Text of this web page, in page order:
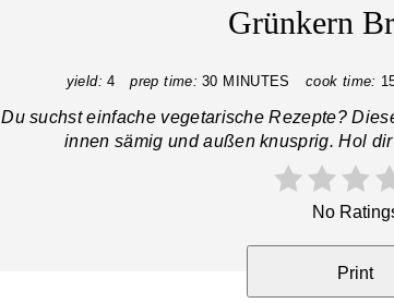
Grünkern
yield: 4 prep time: 30 MINUTES cook time:
Du suchst einfache vegetarische Rezepte?
innen sämig und außen knusprig. Hol
No
Print